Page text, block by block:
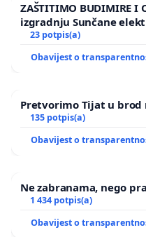
ZAŠTITIMO BUDIMIRE I
izgradnju Sunčane
Ugljana
23 potpis(a)
Obavijest o
Pretvorimo Tijat u brod
135 potpis(a)
Obavijest o
Ne zabranama, nego
1 434 potpis(a)
Obavijest o